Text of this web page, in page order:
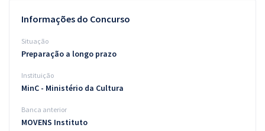
Conteúdo gratuito
Informações do Concurso
Situação
Preparação a longo prazo
Instituição
MinC - Ministério da Cultura
Banca anterior
MOVENS Instituto